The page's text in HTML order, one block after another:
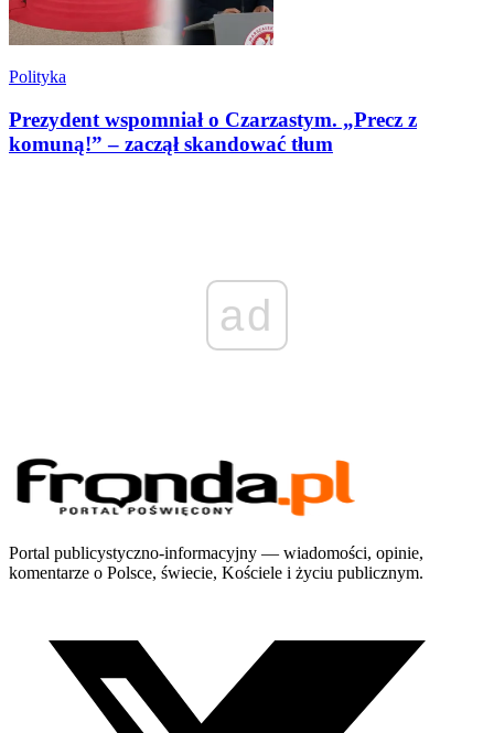
Polityka
Prezydent wspomniał o Czarzastym. „Precz z
komuną!” – zaczął skandować tłum
ad
Portal publicystyczno-informacyjny — wiadomości, opinie,
komentarze o Polsce, świecie, Kościele i życiu publicznym.